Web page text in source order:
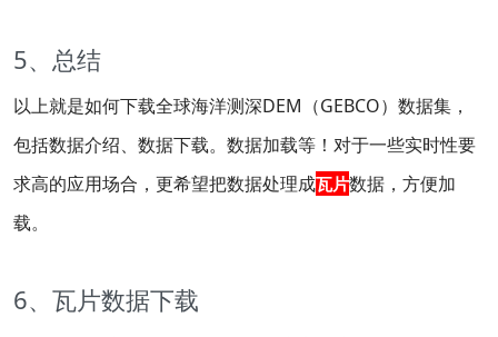
5、总结
以上就是如何下载全球海洋测深DEM（GEBCO）数据集，
包括数据介绍、数据下载。数据加载等！对于一些实时性要
求高的应用场合，更希望把数据处理成瓦片数据，方便加
载。
6、瓦片数据下载